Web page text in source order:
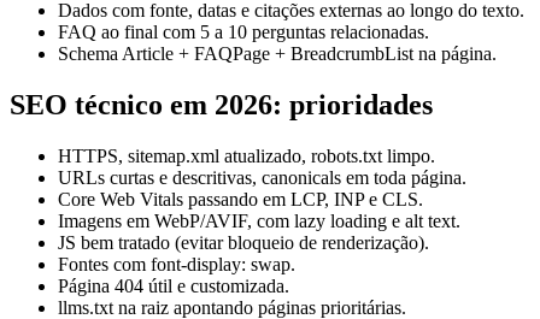
Dados com fonte, datas e citações externas ao longo do texto.
FAQ ao final com 5 a 10 perguntas relacionadas.
Schema Article + FAQPage + BreadcrumbList na página.
SEO técnico em 2026: prioridades
HTTPS, sitemap.xml atualizado, robots.txt limpo.
URLs curtas e descritivas, canonicals em toda página.
Core Web Vitals passando em LCP, INP e CLS.
Imagens em WebP/AVIF, com lazy loading e alt text.
JS bem tratado (evitar bloqueio de renderização).
Fontes com font-display: swap.
Página 404 útil e customizada.
llms.txt na raiz apontando páginas prioritárias.